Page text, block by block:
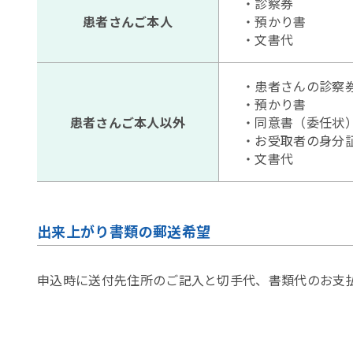
患者さんご本人
・預かり書
・文書代
患者さんご本人以外
・患者さんの診察
・預かり書
・同意書（委任状）
・お受取者の身分
・文書代
出来上がり書類の郵送希望
申込時に送付先住所のご記入と切手代、書類代のお支